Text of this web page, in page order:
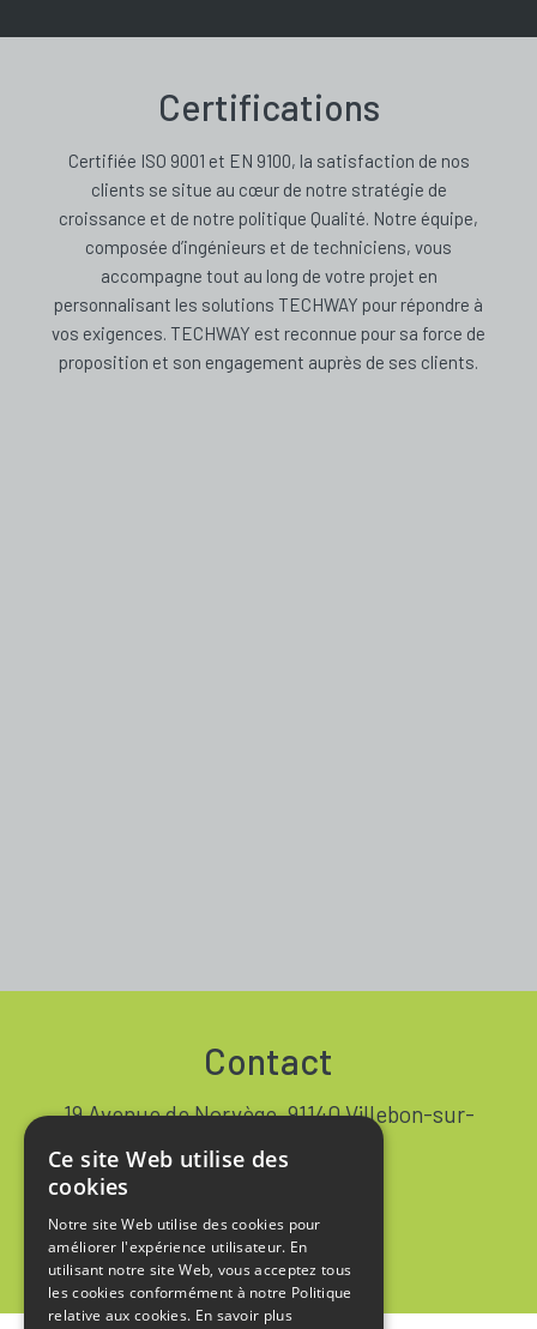
Certifications
Certifiée ISO 9001 et EN 9100, la satisfaction de nos
clients se situe au cœur de notre stratégie de
croissance et de notre politique Qualité. Notre équipe,
composée d’ingénieurs et de techniciens, vous
accompagne tout au long de votre projet en
personnalisant les solutions TECHWAY pour répondre à
vos exigences. TECHWAY est reconnue pour sa force de
proposition et son engagement auprès de ses clients.
Contact
19 Avenue de Norvège, 91140 Villebon-sur-
+33 1 64 53 37 90
Contact
Ce site Web utilise des
cookies
Notre site Web utilise des cookies pour
améliorer l'expérience utilisateur. En
utilisant notre site Web, vous acceptez tous
les cookies conformément à notre Politique
relative aux cookies. En savoir plus